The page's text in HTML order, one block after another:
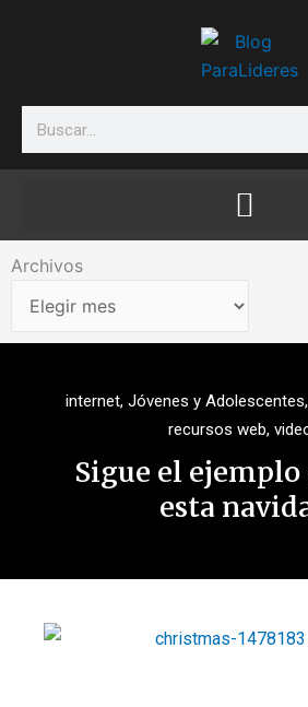
Search
Archivos
Archivos
internet, Jóvenes y Adolescentes,
recursos web,
Sigue el ejemplo
esta